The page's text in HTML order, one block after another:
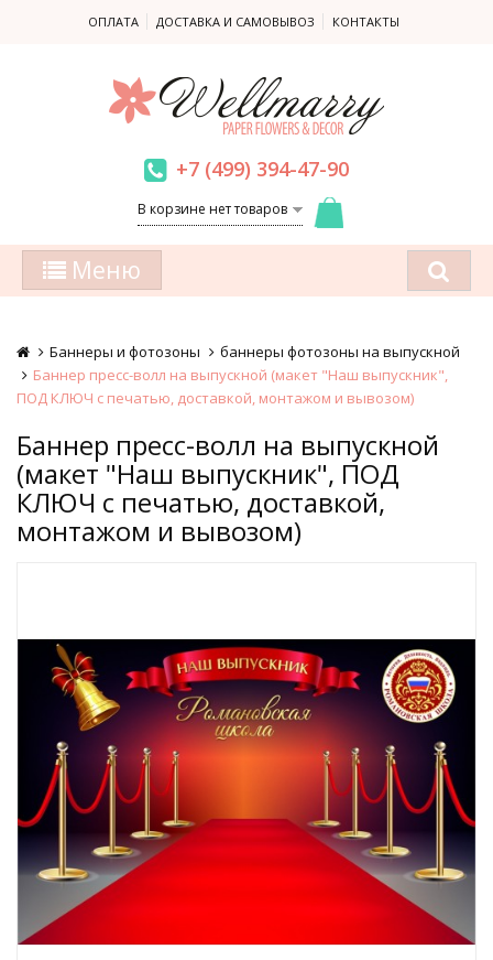
ОПЛАТА ДОСТАВКА И САМОВЫВОЗ КОНТАКТЫ
+7 (499) 394-47-90
В корзине нет товаров
Меню
Баннеры и фотозоны
баннеры фотозоны на выпускной
Баннер пресс-волл на выпускной (макет "Наш выпускник",
ПОД КЛЮЧ с печатью, доставкой, монтажом и вывозом)
Баннер пресс-волл на выпускной
(макет "Наш выпускник", ПОД
КЛЮЧ с печатью, доставкой,
монтажом и вывозом)